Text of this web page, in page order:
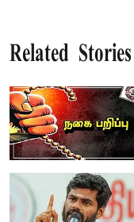
Related Stories